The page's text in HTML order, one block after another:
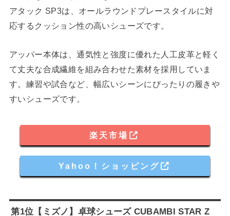
アタック SP3は、オールラウンドプレースタイルに対
応するクッション性の高いシューズです。
アッパー本体は、通気性と強度に優れた人工皮革と軽く
て丈夫な合成繊維を組み合わせた素材を採用していま
す。練習や試合など、幅広いシーンにぴったりの履きや
すいシューズです。
楽天市場
Yahoo！ショッピング
第1位【ミズノ】卓球シューズ CUBAMBI STAR Z